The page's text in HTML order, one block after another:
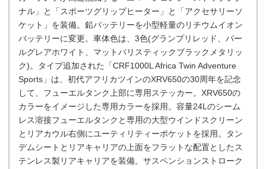
ナル」と「スポーツグリップヒーター」と「アクセサリーソ
ケット」を装備。鉛バッテリーを小型軽量のリチウムイオン
バッテリーに変更。車体色は、3色(グランプリレッド、パー
ルグレアホワイト、マットバリスティックブラックメタリッ
ク)。タイプ追加された「CRF1000L Africa Twin Adventure
Sports」は、初代アフリカツインのXRV650の30周年を記念
して、フューエルタンク上部に専用ステッカー。XRV650の
カラーをイメージした専用カラーを採用。容量24Lのシーム
レス溶接フューエルタンクと専用の大型ウインドスクリーン
とリアカウル右側にユーティリティーポケットを採用。タン
デムシートとリアキャリアの上面をフラットな配置としたス
テンレス製リアキャリアを装備。サスペンションストローク